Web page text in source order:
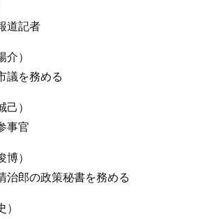
道記者
）
議を務める
）
事官
）
治郎の政策秘書を務める